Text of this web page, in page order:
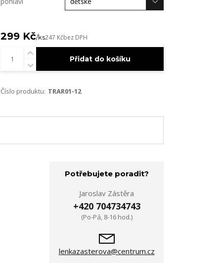
299 Kč/ks247 Kčbez DPH
Přidat do košíku
Číslo produktu: TRAR01-12
Potřebujete poradit?
Jaroslav Zástěra
+420 704734743
(Po-Pá, 8-16 hod.)
lenkazasterova@centrum.cz